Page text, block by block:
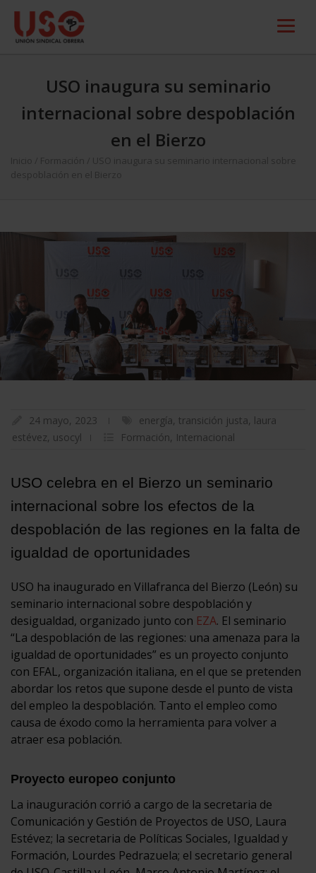
USO inaugura su seminario
internacional sobre despoblación
en el Bierzo
Inicio Formación
USO inaugura su seminario internacional sobre
despoblación en el Bierzo
24 mayo, 2023 energía, transición justa, laura
estévez, usocyl Formación, Internacional
USO celebra en el Bierzo un seminario
internacional sobre los efectos de la
despoblación de las regiones en la falta de
igualdad de oportunidades
USO ha inaugurado en Villafranca del Bierzo (León) su
seminario internacional sobre despoblación y
desigualdad, organizado junto con EZA. El seminario
“La despoblación de las regiones: una amenaza para la
igualdad de oportunidades” es un proyecto conjunto
con EFAL, organización italiana, en el que se pretenden
abordar los retos que supone desde el punto de vista
del empleo la despoblación. Tanto el empleo como
causa de éxodo como la herramienta para volver a
atraer esa población.
Proyecto europeo conjunto
La inauguración corrió a cargo de la secretaria de
Comunicación y Gestión de Proyectos de USO, Laura
Estévez; la secretaria de Políticas Sociales, Igualdad y
Formación, Lourdes Pedrazuela; el secretario general